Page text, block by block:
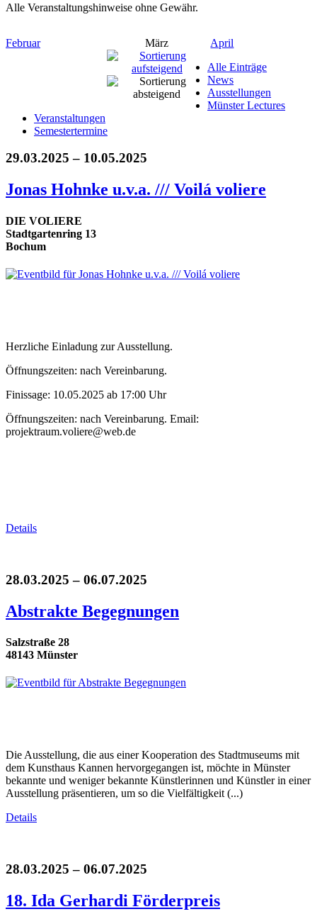
Alle Veranstaltungshinweise ohne Gewähr.
Februar März
April
Alle Einträge
News
Ausstellungen
Münster Lectures
Veranstaltungen
Semestertermine
29.03.2025 – 10.05.2025
Jonas Hohnke u.v.a. /// Voilá voliere
DIE VOLIERE
Stadtgartenring 13
Bochum
Herzliche Einladung zur Ausstellung.
Öffnungszeiten: nach Vereinbarung.
Finissage: 10.05.2025 ab 17:00 Uhr
Öffnungszeiten: nach Vereinbarung. Email:
projektraum.voliere@web.de
Details
28.03.2025 – 06.07.2025
Abstrakte Begegnungen
Salzstraße 28
48143 Münster
Die Ausstellung, die aus einer Kooperation des Stadtmuseums mit
dem Kunsthaus Kannen hervorgegangen ist, möchte in Münster
bekannte und weniger bekannte Künstlerinnen und Künstler in einer
Ausstellung präsentieren, um so die Vielfältigkeit (...)
Details
28.03.2025 – 06.07.2025
18. Ida Gerhardi Förderpreis